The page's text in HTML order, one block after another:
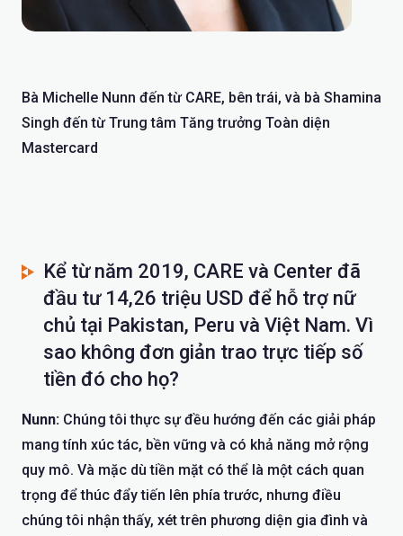
Bà Michelle Nunn đến từ CARE, bên trái, và bà Shamina
Singh đến từ Trung tâm Tăng trưởng Toàn diện
Mastercard
Kể từ năm 2019, CARE và Center đã
đầu tư 14,26 triệu USD để hỗ trợ nữ
chủ tại Pakistan, Peru và Việt Nam. Vì
sao không đơn giản trao trực tiếp số
tiền đó cho họ?
Nunn: Chúng tôi thực sự đều hướng đến các giải pháp
mang tính xúc tác, bền vững và có khả năng mở rộng
quy mô. Và mặc dù tiền mặt có thể là một cách quan
trọng để thúc đẩy tiến lên phía trước, nhưng điều
chúng tôi nhận thấy, xét trên phương diện gia đình và